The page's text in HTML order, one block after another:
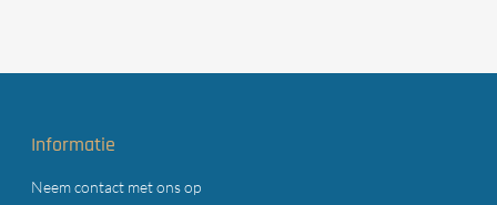
Informatie
Neem contact met ons op